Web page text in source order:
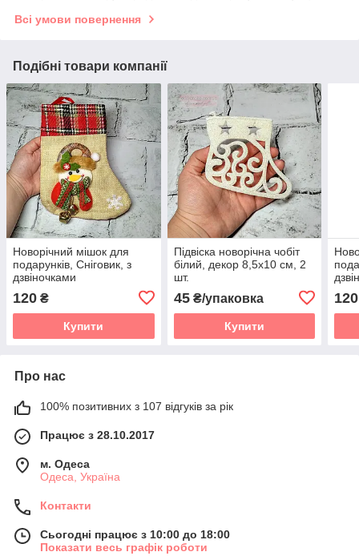
Всі умови повернення
Подібні товари компанії
Новорічний мішок для
подарунків, Сніговик, з
дзвіночками
120 ₴
Купити
Підвіска новорічна чобіт
білий, декор 8,5х10 см, 2
шт.
45₴/упаковка
Купити
120
Про нас
100% позитивних з 107 відгуків за рік
Працює з 28.10.2017
м. Одеса
Одеса, Україна
Контакти
Сьогодні працює з 10:00 до 18:00
Показати весь графік роботи